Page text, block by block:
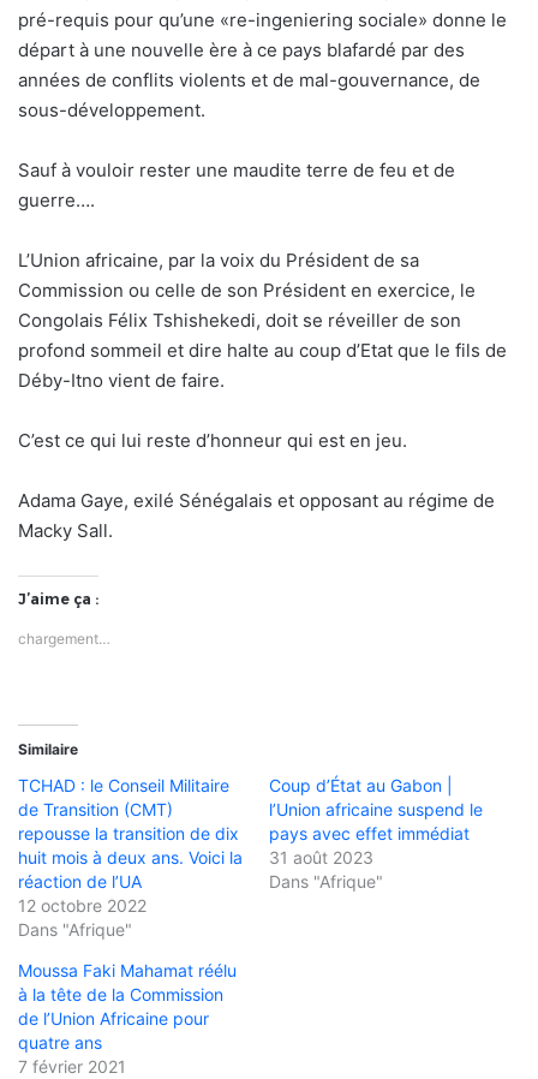
pré-requis pour qu’une «re-ingeniering sociale» donne le
départ à une nouvelle ère à ce pays blafardé par des
années de conflits violents et de mal-gouvernance, de
sous-développement.
Sauf à vouloir rester une maudite terre de feu et de
guerre….
L’Union africaine, par la voix du Président de sa
Commission ou celle de son Président en exercice, le
Congolais Félix Tshishekedi, doit se réveiller de son
profond sommeil et dire halte au coup d’Etat que le fils de
Déby-Itno vient de faire.
C’est ce qui lui reste d’honneur qui est en jeu.
Adama Gaye, exilé Sénégalais et opposant au régime de
Macky Sall.
J’aime ça :
chargement…
Similaire
TCHAD : le Conseil Militaire
de Transition (CMT)
repousse la transition de dix
huit mois à deux ans. Voici la
réaction de l’UA
12 octobre 2022
Dans "Afrique"
Coup d’État au Gabon |
l’Union africaine suspend le
pays avec effet immédiat
31 août 2023
Dans "Afrique"
Moussa Faki Mahamat réélu
à la tête de la Commission
de l’Union Africaine pour
quatre ans
7 février 2021